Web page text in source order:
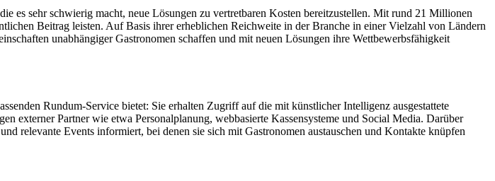
es sehr schwierig macht, neue Lösungen zu vertretbaren Kosten bereitzustellen. Mit rund 21 Millionen
Beitrag leisten. Auf Basis ihrer erheblichen Reichweite in der Branche in einer Vielzahl von Ländern
unabhängiger Gastronomen schaffen und mit neuen Lösungen ihre Wettbewerbsfähigkeit
Rundum-Service bietet: Sie erhalten Zugriff auf die mit künstlicher Intelligenz ausgestattete
externer Partner wie etwa Personalplanung, webbasierte Kassensysteme und Social Media. Darüber
relevante Events informiert, bei denen sie sich mit Gastronomen austauschen und Kontakte knüpfen